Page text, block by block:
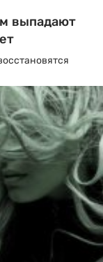
выпадают